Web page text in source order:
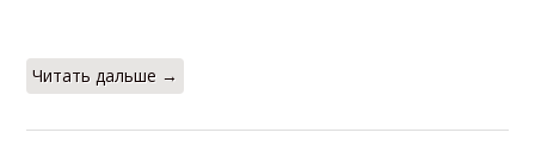
Читать дальше →